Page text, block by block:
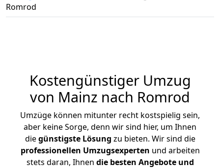
Romrod
Kostengünstiger Umzug
von Mainz nach Romrod
Umzüge können mitunter recht kostspielig sein,
aber keine Sorge, denn wir sind hier, um Ihnen
diegünstigste Lösung zu bieten. Wir sind die
professionellen Umzugsexperten und arbeiten
stets daran, Ihnen die besten Angebote und